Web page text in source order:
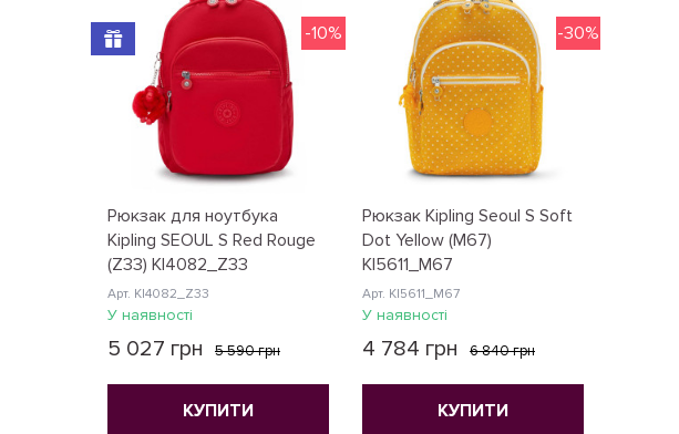
Рюкзак для ноутбука
Kipling SEOUL S Red Rouge
(Z33) KI4082_Z33
Арт. KI4082_Z33
-10%
У наявності
5 027 грн 5 590 грн
КУПИТИ
Рюкзак Kipling Seoul S Soft
Dot Yellow (M67)
KI5611_M67
Арт. KI5611_M67
-30%
У наявності
4 784 грн 6 840 грн
КУПИТИ